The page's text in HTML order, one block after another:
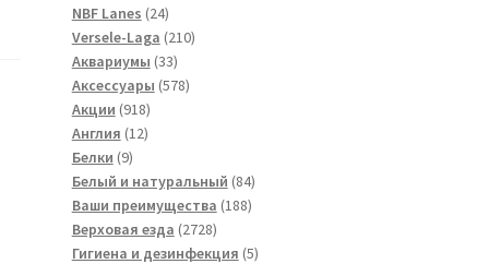
NBF Lanes 2424
товара
Versele-Laga 210210
Аквариумы 3333
товара
Аксессуары 578578
Акции 918918
товаров
Англия 1212
Белки 99
товаров
Белый и натуральный 8484
товара
Ваши преимущества 188188
Верховая езда 27282728
товаров
Гигиена и дезинфекция 55